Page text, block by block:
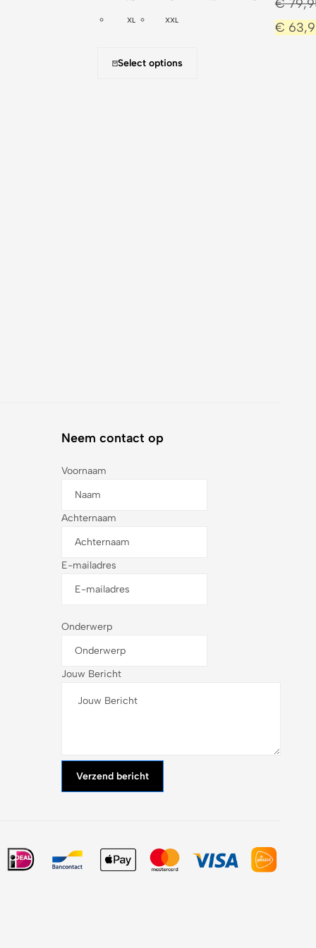
XL XXL
Select options
€
€
Neem contact op
Voornaam
Achternaam
E-mailadres
Onderwerp
Jouw Bericht
Verzend bericht